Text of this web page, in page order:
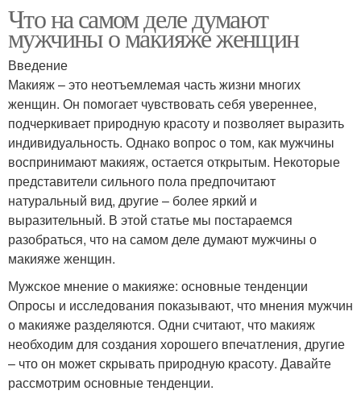
Что на самом деле думают
мужчины о макияже женщин
Введение
Макияж – это неотъемлемая часть жизни многих
женщин. Он помогает чувствовать себя увереннее,
подчеркивает природную красоту и позволяет выразить
индивидуальность. Однако вопрос о том, как мужчины
воспринимают макияж, остается открытым. Некоторые
представители сильного пола предпочитают
натуральный вид, другие – более яркий и
выразительный. В этой статье мы постараемся
разобраться, что на самом деле думают мужчины о
макияже женщин.
Мужское мнение о макияже: основные тенденции
Опросы и исследования показывают, что мнения мужчин
о макияже разделяются. Одни считают, что макияж
необходим для создания хорошего впечатления, другие
– что он может скрывать природную красоту. Давайте
рассмотрим основные тенденции.